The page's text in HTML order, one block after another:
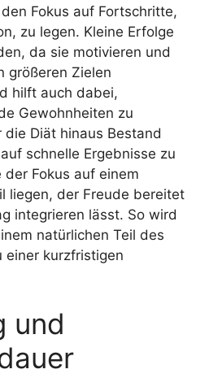
Fokus auf Fortschritte,
zu legen. Kleine Erfolge
da sie motivieren und
größeren Zielen
hilft auch dabei,
Gewohnheiten zu
Diät hinaus Bestand
schnelle Ergebnisse zu
Fokus auf einem
liegen, der Freude bereitet
integrieren lässt. So wird
natürlichen Teil des
einer kurzfristigen
und